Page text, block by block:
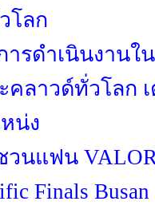
โลก
รดำเนินงานใ
คลาวด์ทั่วโลก
น่ง
ชวนแฟน
Finals